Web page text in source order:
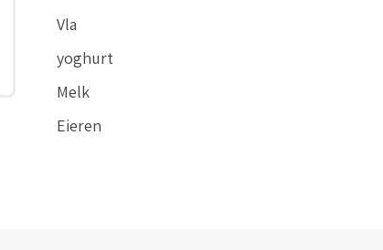
Vla
yoghurt
Melk
Eieren